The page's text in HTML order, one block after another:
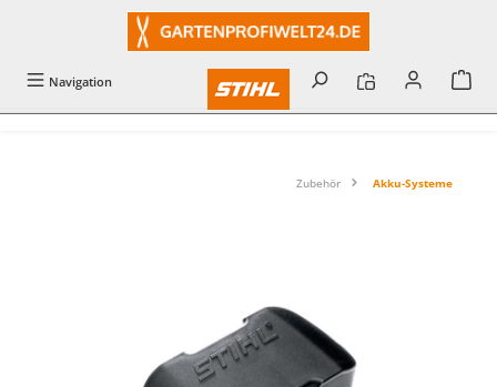
Navigation
Zubehör Akku-Systeme